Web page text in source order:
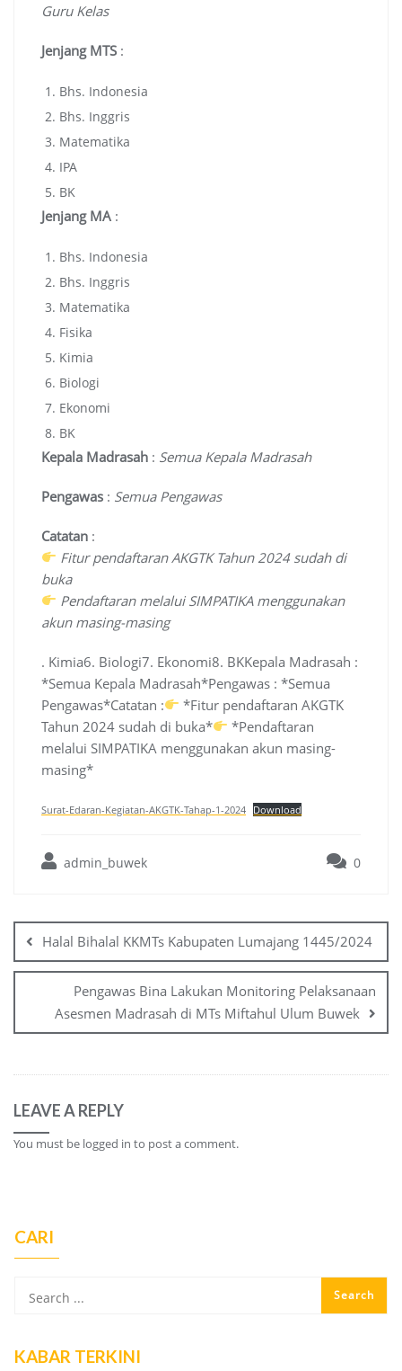
Guru Kelas
Jenjang MTS :
Bhs. Indonesia
Bhs. Inggris
Matematika
IPA
BK
Jenjang MA :
Bhs. Indonesia
Bhs. Inggris
Matematika
Fisika
Kimia
Biologi
Ekonomi
BK
Kepala Madrasah : Semua Kepala Madrasah
Pengawas : Semua Pengawas
Catatan :
Fitur pendaftaran AKGTK Tahun 2024 sudah di
buka
Pendaftaran melalui SIMPATIKA menggunakan
akun masing-masing
. Kimia6. Biologi7. Ekonomi8. BKKepala Madrasah :
*Semua Kepala Madrasah*Pengawas : *Semua
Pengawas*Catatan :
*Fitur pendaftaran AKGTK
Tahun 2024 sudah di buka*
*Pendaftaran
melalui SIMPATIKA menggunakan akun masing-
masing*
Surat-Edaran-Kegiatan-AKGTK-Tahap-1-2024 Download
admin_buwek 0
navigation
Halal Bihalal KKMTs Kabupaten Lumajang 1445/2024
Pengawas Bina Lakukan Monitoring Pelaksanaan
Asesmen Madrasah di MTs Miftahul Ulum Buwek
LEAVE A REPLY
You must be logged in to post a comment.
CARI
KABAR TERKINI